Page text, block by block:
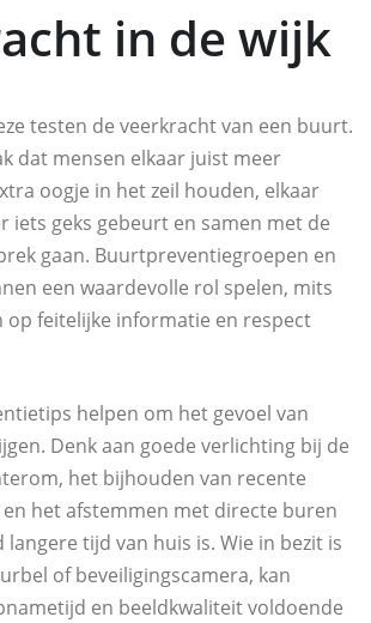
in de wijk
testen de veerkracht van een buurt.
dat mensen elkaar juist meer
oogje in het zeil houden, elkaar
iets geks gebeurt en samen met de
gaan. Buurtpreventiegroepen en
een waardevolle rol spelen, mits
op feitelijke informatie en respect
helpen om het gevoel van
Denk aan goede verlichting bij de
het bijhouden van recente
het afstemmen met directe buren
tijd van huis is. Wie in bezit is
of beveiligingscamera, kan
en beeldkwaliteit voldoende